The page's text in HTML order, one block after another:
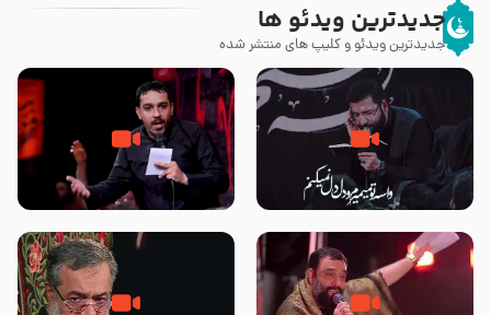
جدیدترین ویدئو ها
جدیدترین ویدئو و کلیپ های منتشر شده
مصداق کربلا – حاج حسین سیب
سرخی
شور ، حسینا! به‌ حق زهرا «أُنْظُرْ
إِلَینا» – عزاداری شب هفتم ماه